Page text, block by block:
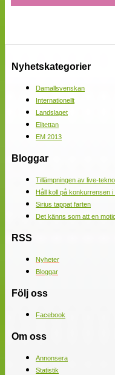
Nyhetskategorier
Damallsvenskan
Internationellt
Landslaget
Elitettan
EM 2013
Bloggar
Tillämpningen av live-
Håll koll på konkurrensen i
Sirius tappat farten
Det känns som att en
RSS
Nyheter
Bloggar
Följ oss
Facebook
Om oss
Annonsera
Statistik